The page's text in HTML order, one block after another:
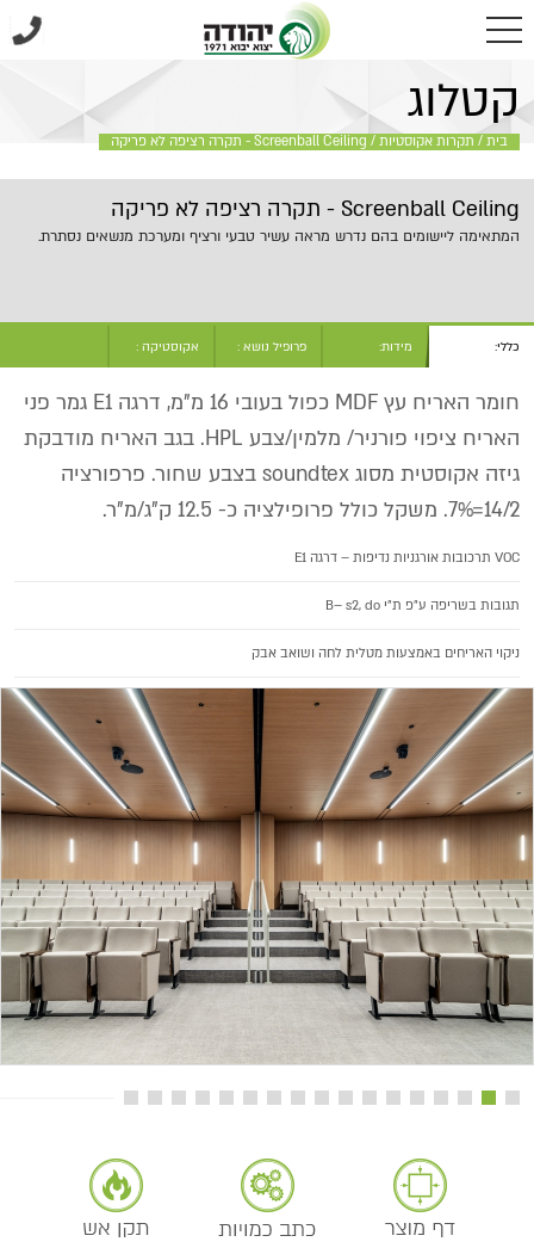
בית Screenball Ceiling - תקרה רציפה לא פריקה
קטלוג
בית / תקרות אקוסטיות / Screenball Ceiling - תקרה רציפה לא פריקה
Screenball Ceiling - תקרה רציפה לא פריקה
המתאימה ליישומים בהם נדרש מראה עשיר טבעי ורציף ומערכת מנשאים נסתרת.
כללי: מידות: פרופיל נושא : אקוסטיקה :
חומר האריח עץ MDF כפול בעובי 16 מ"מ, דרגה E1 גמר פני
האריח ציפוי פורניר/ מלמין/צבע HPL. בגב האריח מודבקת
גיזה אקוסטית מסוג soundtex בצבע שחור. פרפורציה
14/2=7%. משקל כולל פרופילציה כ- 12.5 ק"ג/מ"ר.
VOC תרכובות אורגניות נדיפות – דרגה E1
תגובות בשריפה ע"פ ת"י B– s2, do
ניקוי האריחים באמצעות מטלית לחה ושואב אבק